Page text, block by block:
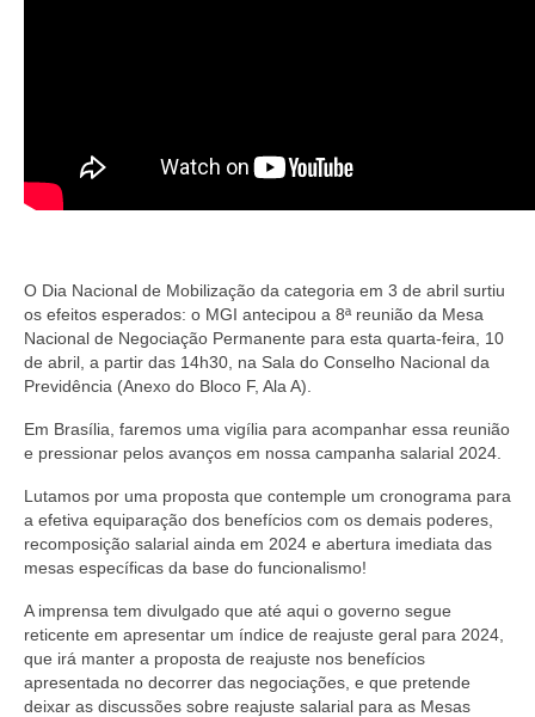
O Dia Nacional de Mobilização da categoria em 3 de abril surtiu
os efeitos esperados: o MGI antecipou a 8ª reunião da Mesa
Nacional de Negociação Permanente para esta quarta-feira, 10
de abril, a partir das 14h30, na Sala do Conselho Nacional da
Previdência (Anexo do Bloco F, Ala A).
Em Brasília, faremos uma vigília para acompanhar essa reunião
e pressionar pelos avanços em nossa campanha salarial 2024.
Lutamos por uma proposta que contemple um cronograma para
a efetiva equiparação dos benefícios com os demais poderes,
recomposição salarial ainda em 2024 e abertura imediata das
mesas específicas da base do funcionalismo!
A imprensa tem divulgado que até aqui o governo segue
reticente em apresentar um índice de reajuste geral para 2024,
que irá manter a proposta de reajuste nos benefícios
apresentada no decorrer das negociações, e que pretende
deixar as discussões sobre reajuste salarial para as Mesas